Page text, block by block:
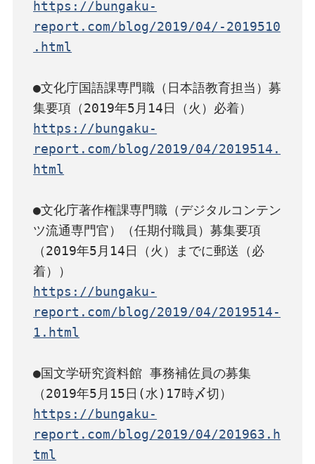
https://bungaku-
report.com/blog/2019/04/-2019510
.html
●文化庁国語課専門職（日本語教育担当）募
https://bungaku-
report.com/blog/2019/04/2019514.
html
●文化庁著作権課専門職（デジタルコンテン
ツ流通専門官）（任期付職員）募集要項
（2019年5月14日（火）までに郵送（必
https://bungaku-
report.com/blog/2019/04/2019514-
1.html
●国文学研究資料館 事務補佐員の募集
https://bungaku-
report.com/blog/2019/04/201963.h
tml